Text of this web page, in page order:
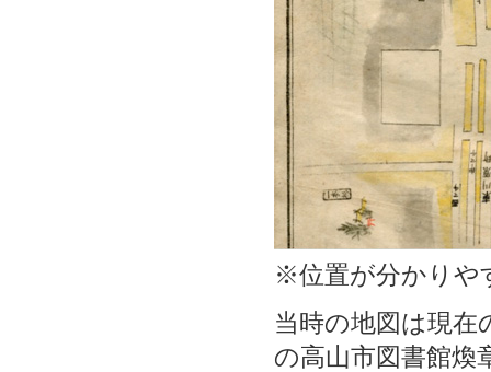
※位置が分かりや
当時の地図は現
の高山市図書館煥